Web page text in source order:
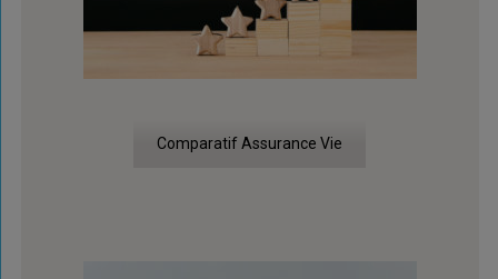
Comparatif Assurance Vie